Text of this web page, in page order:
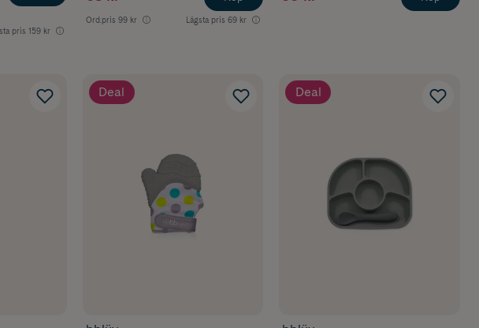
pris 159 kr
Ord.pris 99 kr Lägsta pris 69 kr
Deal Deal